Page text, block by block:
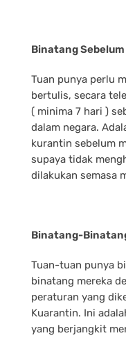
Binatang
Tuan punya perlu
bertulis, secara
( minima 7 hari )
dalam negara.
kurantin sebelum
supaya tidak
dilakukan semasa
Binatang-
Tuan-tuan punya
binatang mereka
peraturan yang
Kuarantin. Ini
yang berjangkit